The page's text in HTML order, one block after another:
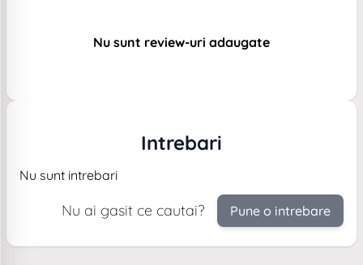
Nu sunt review-uri adaugate
Intrebari
Nu sunt intrebari
Nu ai gasit ce cautai? Pune o intrebare